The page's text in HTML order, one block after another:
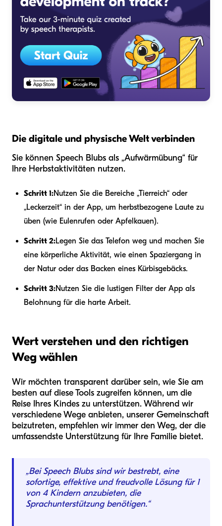
Die digitale und physische Welt verbinden
Sie können Speech Blubs als „Aufwärmübung“ für
Ihre Herbstaktivitäten nutzen.
Schritt 1:Nutzen Sie die Bereiche „Tierreich“ oder
„Leckerzeit“ in der App, um herbstbezogene Laute zu
üben (wie Eulenrufen oder Apfelkauen).
Schritt 2:Legen Sie das Telefon weg und machen Sie
eine körperliche Aktivität, wie einen Spaziergang in
der Natur oder das Backen eines Kürbisgebäcks.
Schritt 3:Nutzen Sie die lustigen Filter der App als
Belohnung für die harte Arbeit.
Wert verstehen und den richtigen
Weg wählen
Wir möchten transparent darüber sein, wie Sie am
besten auf diese Tools zugreifen können, um die
Reise Ihres Kindes zu unterstützen. Während wir
verschiedene Wege anbieten, unserer Gemeinschaft
beizutreten, empfehlen wir immer den Weg, der die
umfassendste Unterstützung für Ihre Familie bietet.
„Bei Speech Blubs sind wir bestrebt, eine
sofortige, effektive und freudvolle Lösung für 1
von 4 Kindern anzubieten, die
Sprachunterstützung benötigen.“